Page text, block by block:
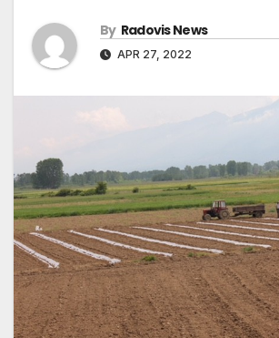
By Radovis News
APR 27, 2022